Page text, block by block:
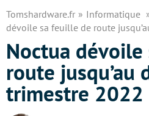
Tomshardware.fr Informatique
dévoile sa feuille de route
Noctua
route jusqu’au
trimestre 2022